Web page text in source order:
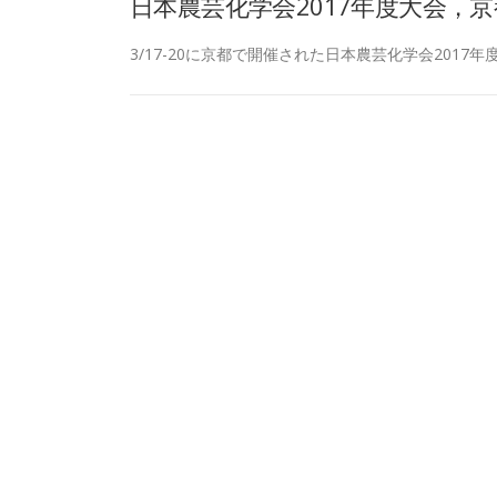
3/17-20に京都で開催された日本農芸化学会2017年